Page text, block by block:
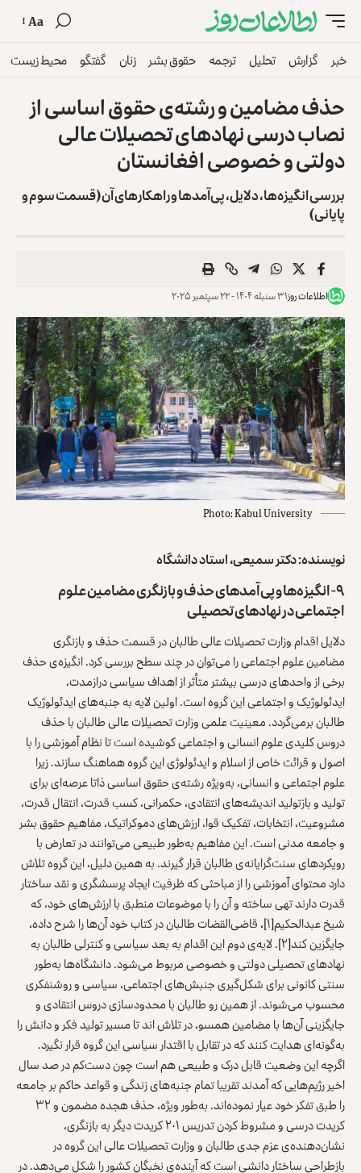
Aa
خبر گزارش تحلیل ترجمه حقوق بشر زنان گفتگو محیط زیست
حذف مضامین و رشته‌ی حقوق اساسی از
نصاب درسی نهادهای تحصیلات عالی
دولتی و خصوصی افغانستان
بررسی انگیزه‌ها، دلایل، پی‌آمدها و راهکارهای آن (قسمت سوم و
پایانی)
اطلاعات روز۳۱ سنبله ۱۴۰۴ - ۲۲ سپتمبر ۲۰۲۵
Photo: Kabul University
نویسنده: دکتر سمیعی، استاد دانشگاه
۹- انگیزه‌ها و پی‌آمدهای حذف و بازنگری مضامین علوم
اجتماعی در نهادهای تحصیلی
دلایل اقدام وزارت تحصیلات عالی طالبان در قسمت حذف و بازنگری
مضامین علوم اجتماعی را می‌توان در چند سطح بررسی کرد. انگیزه‌ی حذف
برخی از واحدهای درسی بیشتر متأثر از اهداف سیاسی درازمدت،
ایدئولوژیک و اجتماعی این گروه است. اولین لایه به جنبه‌های ایدئولوژیک
طالبان برمی‌گردد. معینیت علمی وزارت تحصیلات عالی طالبان با حذف
دروس کلیدی علوم انسانی و اجتماعی کوشیده است تا نظام آموزشی را با
اصول و قرائت خاص از اسلام و ایدئولوژی این گروه هماهنگ سازند. زیرا
علوم اجتماعی و انسانی، به‌ویژه رشته‌ی حقوق اساسی ذاتا عرصه‌ای برای
تولید و بازتولید اندیشه‌های انتقادی، حکمرانی، کسب قدرت، انتقال قدرت،
مشروعیت، انتخابات، تفکیک قوا، ارزش‌های دموکراتیک، مفاهیم حقوق بشر
و جامعه مدنی است. این مفاهیم به‌طور طبیعی می‌توانند در تعارض با
رویکردهای سنت‌گرایانه‌ی طالبان قرار گیرند. به همین دلیل، این گروه تلاش
دارد محتوای آموزشی را از مباحثی که ظرفیت ایجاد پرسشگری و نقد ساختار
قدرت دارند تهی ساخته و آن را با موضوعات منطبق با ارزش‌های خود، که
شیخ عبدالحکیم[۱] ، قاضی‌القضات طالبان در کتاب خود آن‌ها را شرح داده،
جایگزین کند[۲] . لایه‌ی دوم این اقدام به بعد سیاسی و کنترلی طالبان به
نهادهای تحصیلی دولتی و خصوصی مربوط می‌شود. دانشگاه‌ها به‌طور
سنتی کانونی برای شکل‌گیری جنبش‌های اجتماعی، سیاسی و روشنفکری
محسوب می‌شوند. از همین رو طالبان با محدودسازی دروس انتقادی و
جایگزینی آن‌ها با مضامین همسو، در تلاش ‌اند تا مسیر تولید فکر و دانش را
به‌گونه‌ای هدایت کنند که در تقابل با اقتدار سیاسی این گروه قرار نگیرد.
اگرچه این وضعیت قابل درک و طبیعی هم است چون دست‌کم در صد سال
اخیر رژیم‌هایی که آمدند تقریبا تمام جنبه‌های زندگی و قواعد حاکم بر جامعه
را طبق تفکر خود عیار نموده‌اند. به‌طور ویژه، حذف هجده مضمون و ۳۲
کریدت درسی و مشروط کردن تدریس ۲۰۱ کریدت دیگر به بازنگری،
نشان‌دهنده‌ی عزم جدی طالبان و وزارت تحصیلات عالی این گروه در
بازطراحی ساختار دانشی است که آینده‌ی نخبگان کشور را شکل می‌دهد. در